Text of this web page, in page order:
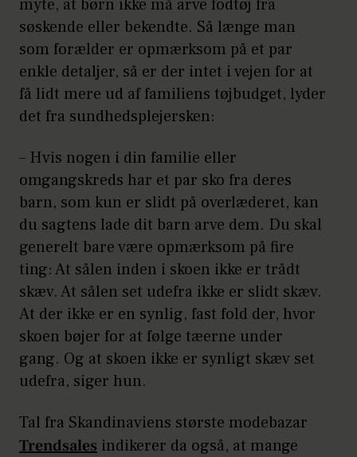
myte, at børn ikke må arve fodtøj fra
søskende eller bekendte. Så længe man
som forælder er opmærksom på et par
enkle detaljer, så er der intet i vejen for at
få lidt mere ud af familiens tøjbudget, lyder
det fra sundhedsplejersken:
– Hvis nogen i din familie eller
omgangskreds har et par sko fra deres
barn, som kun er slidt på overlæderet, kan
du sagtens lade dit barn arve dem. Du skal
generelt bare være opmærksom på fire
ting: At sålen inden i skoen ikke er trådt
skæv. At sålen set udefra ikke er slidt skæv.
At der ikke er en synlig, fast fold der, hvor
skoen bøjer for at følge tæerne under
gang. Og at skoen ikke er synligt skæv set
udefra, siger hun.
Tal fra Skandinaviens største modebazar
Trendsales indikerer da også, at mange